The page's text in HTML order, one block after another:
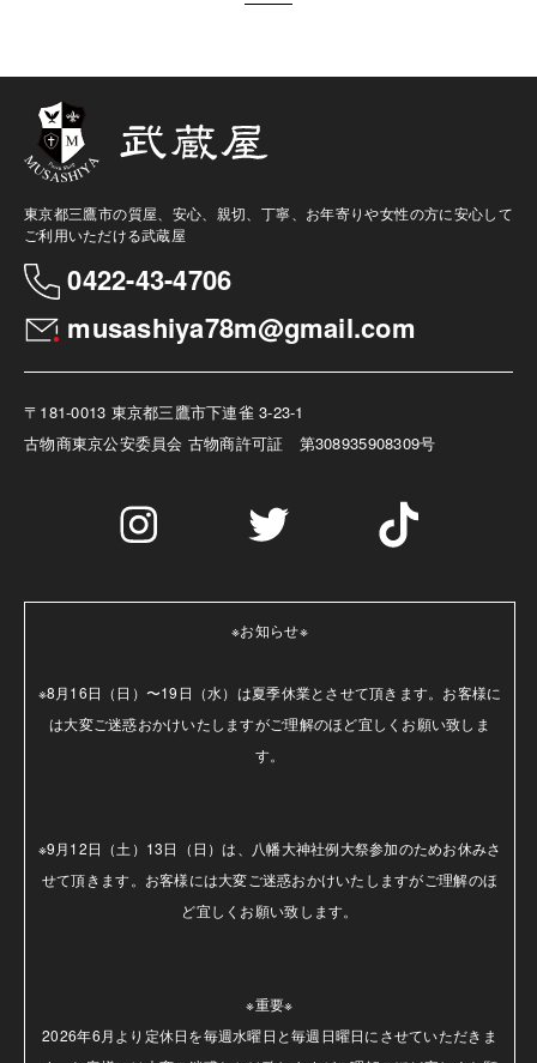
東京都三鷹市の質屋、安心、親切、丁寧、お年寄りや女性の方に安心して
ご利用いただける武蔵屋
0422-43-4706
musashiya78m@gmail.com
〒181-0013 東京都三鷹市下連雀 3-23-1
古物商東京公安委員会 古物商許可証 第308935908309号
※お知らせ※
※8月16日（日）〜19日（水）は夏季休業とさせて頂きます。お客様に
は大変ご迷惑おかけいたしますがご理解のほど宜しくお願い致しま
す。
※9月12日（土）13日（日）は、八幡大神社例大祭参加のためお休みさ
せて頂きます。お客様には大変ご迷惑おかけいたしますがご理解のほ
ど宜しくお願い致します。
※重要※
2026年6月より定休日を毎週水曜日と毎週日曜日にさせていただきま